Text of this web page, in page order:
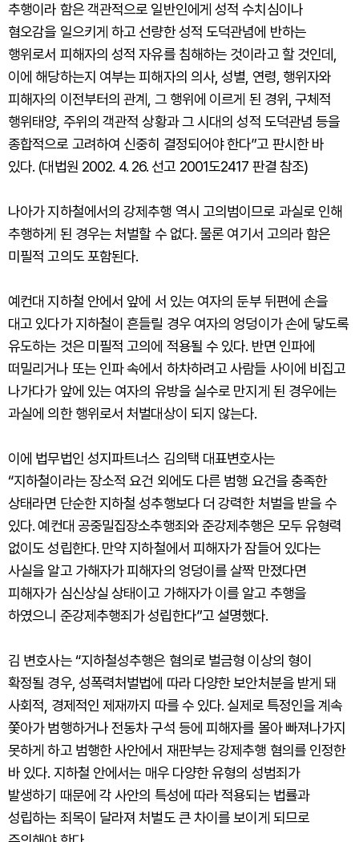
추행이라 함은 객관적으로 일반인에게 성적 수치심이나
혐오감을 일으키게 하고 선량한 성적 도덕관념에 반하는
행위로서 피해자의 성적 자유를 침해하는 것이라고 할 것인데,
이에 해당하는지 여부는 피해자의 의사, 성별, 연령, 행위자와
피해자의 이전부터의 관계, 그 행위에 이르게 된 경위, 구체적
행위태양, 주위의 객관적 상황과 그 시대의 성적 도덕관념 등을
종합적으로 고려하여 신중히 결정되어야 한다”고 판시한 바
있다. (대법원 2002. 4. 26. 선고 2001도2417 판결 참조)
나아가 지하철에서의 강제추행 역시 고의범이므로 과실로 인해
추행하게 된 경우는 처벌할 수 없다. 물론 여기서 고의라 함은
미필적 고의도 포함된다.
예컨대 지하철 안에서 앞에 서 있는 여자의 둔부 뒤편에 손을
대고 있다가 지하철이 흔들릴 경우 여자의 엉덩이가 손에 닿도록
유도하는 것은 미필적 고의에 적용될 수 있다. 반면 인파에
떠밀리거나 또는 인파 속에서 하차하려고 사람들 사이에 비집고
나가다가 앞에 있는 여자의 유방을 실수로 만지게 된 경우에는
과실에 의한 행위로서 처벌대상이 되지 않는다.
이에 법무법인 성지파트너스 김의택 대표변호사는
“지하철이라는 장소적 요건 외에도 다른 범행 요건을 충족한
상태라면 단순한 지하철 성추행보다 더 강력한 처벌을 받을 수
있다. 예컨대 공중밀집장소추행죄와 준강제추행은 모두 유형력
없이도 성립한다. 만약 지하철에서 피해자가 잠들어 있다는
사실을 알고 가해자가 피해자의 엉덩이를 살짝 만졌다면
피해자가 심신상실 상태이고 가해자가 이를 알고 추행을
하였으니 준강제추행죄가 성립한다”고 설명했다.
김 변호사는 “지하철성추행은 혐의로 벌금형 이상의 형이
확정될 경우, 성폭력처벌법에 따라 다양한 보안처분을 받게 돼
사회적, 경제적인 제재까지 따를 수 있다. 실제로 특정인을 계속
쫓아가 범행하거나 전동차 구석 등에 피해자를 몰아 빠져나가지
못하게 하고 범행한 사안에서 재판부는 강제추행 혐의를 인정한
바 있다. 지하철 안에서는 매우 다양한 유형의 성범죄가
발생하기 때문에 각 사안의 특성에 따라 적용되는 법률과
성립하는 죄목이 달라져 처벌도 큰 차이를 보이게 되므로